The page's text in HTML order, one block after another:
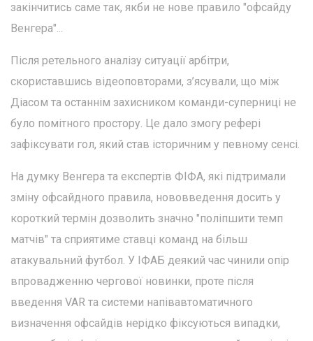
закінчитись саме так, якби не нове правило "офсайду
Венгера"...
Після ретельного аналізу ситуації арбітри,
скориставшись відеоповторами, з’ясували, що між
Діасом та останнім захисником команди-суперниці не
було помітного простору. Це дало змогу рефері
зафіксувати гол, який став історичним у певному сенсі.
На думку Венгера та експертів ФІФА, які підтримали
зміну офсайдного правила, нововведення досить у
короткий термін дозволить значно "поліпшити темп
матчів" та сприятиме ставці команд на більш
атакувальний футбол. У ІФАБ деякий час чинили опір
впровадженню чергової новинки, проте після
введення VAR та системи напівавтоматичного
визначення офсайдів нерідко фіксуються випадки,